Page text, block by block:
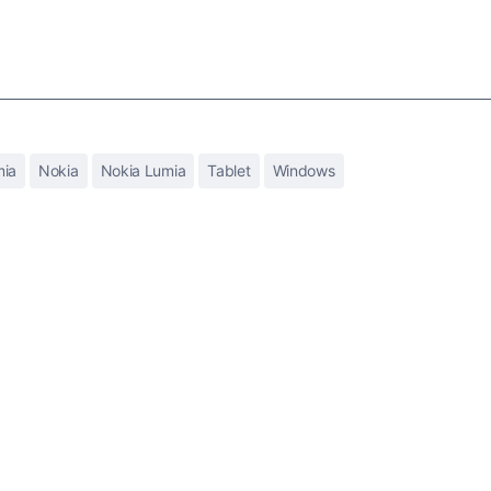
Nokia Nokia Lumia Tablet Windows